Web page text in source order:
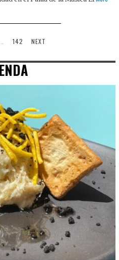
142 NEXT